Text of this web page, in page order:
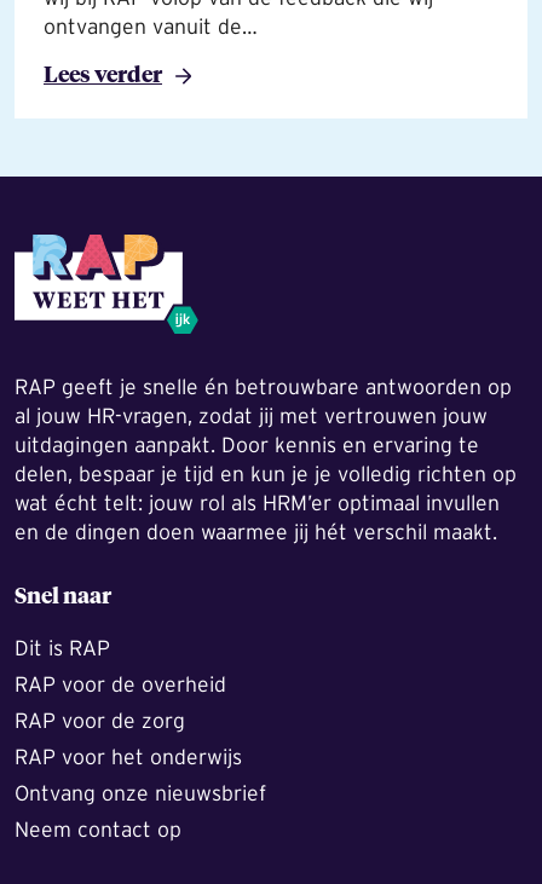
ontvangen vanuit de…
Lees verder
RAP geeft je snelle én betrouwbare antwoorden op
al jouw HR-vragen, zodat jij met vertrouwen jouw
uitdagingen aanpakt. Door kennis en ervaring te
delen, bespaar je tijd en kun je je volledig richten op
wat écht telt: jouw rol als HRM’er optimaal invullen
en de dingen doen waarmee jij hét verschil maakt.
Snel naar
Dit is RAP
RAP voor de overheid
RAP voor de zorg
RAP voor het onderwijs
Ontvang onze nieuwsbrief
Neem contact op